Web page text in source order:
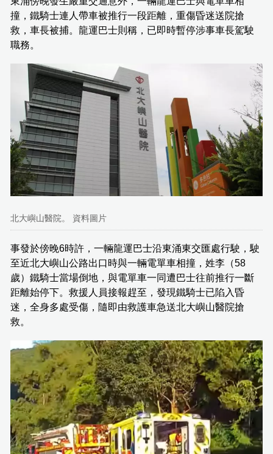
撞，鐵騎士連人帶車被推行一段距離，重傷昏迷送院搶
救，車長被捕。龍運巴士則稱，已即時暫停涉事車長駕駛
職務。
北大嶼山醫院。 資料圖片
事發於傍晚6時許，一輛龍運巴士沿東涌東交匯處行駛，駛
至近北大嶼山公路出口時與一輛電單車相撞，姓李（58
歲）鐵騎士當場倒地，與電單車一同遭巴士往前推行一斷
距離始停下。救援人員接報趕至，發現鐵騎士已陷入昏
迷，全身多處受傷，隨即由救護車急送北大嶼山醫院搶
救。